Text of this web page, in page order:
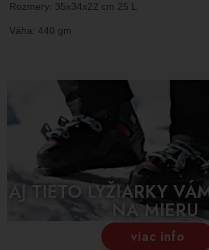
Rozmery: 35x34x22 cm 25 L
Váha: 440 gm
AJ TIETO LYŽIARKY
NA MIERU
viac info